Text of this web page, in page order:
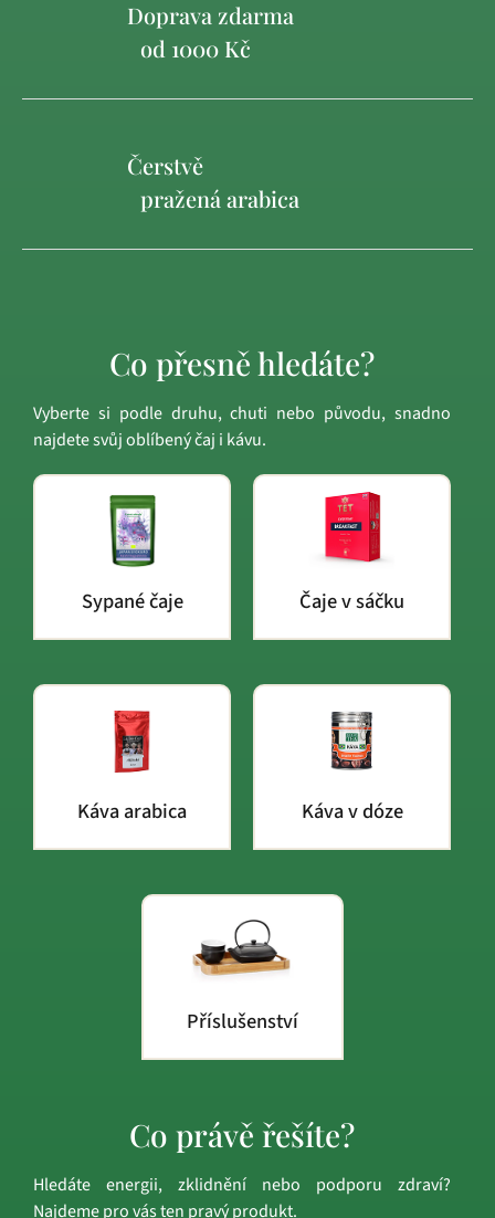
Doprava zdarma
od 1000 Kč
Čerstvě
pražená arabica
Co přesně hledáte?
Vyberte si podle druhu, chuti nebo původu, snadno
najdete svůj oblíbený čaj i kávu.
Sypané čaje Čaje v sáčku
Káva arabica Káva v dóze
Příslušenství
Co právě řešíte?
Hledáte energii, zklidnění nebo podporu zdraví?
Najdeme pro vás ten pravý produkt.